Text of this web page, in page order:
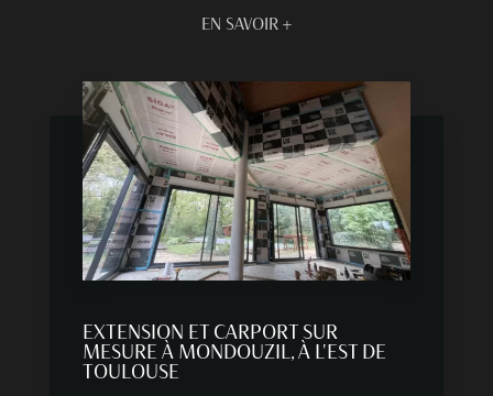
EN SAVOIR +
EXTENSION ET CARPORT SUR
MESURE À MONDOUZIL, À L'EST DE
TOULOUSE